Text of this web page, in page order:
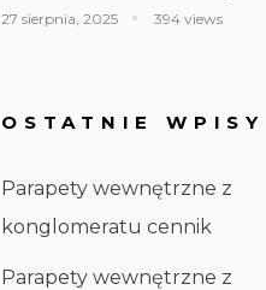
27 sierpnia, 2025 394 views
OSTATNIE WPISY
Parapety wewnętrzne z
konglomeratu cennik
Parapety wewnętrzne z